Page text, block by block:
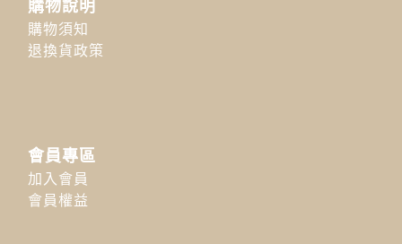
購物說明
購物須知
退換貨政策
會員專區
加入會員
會員權益